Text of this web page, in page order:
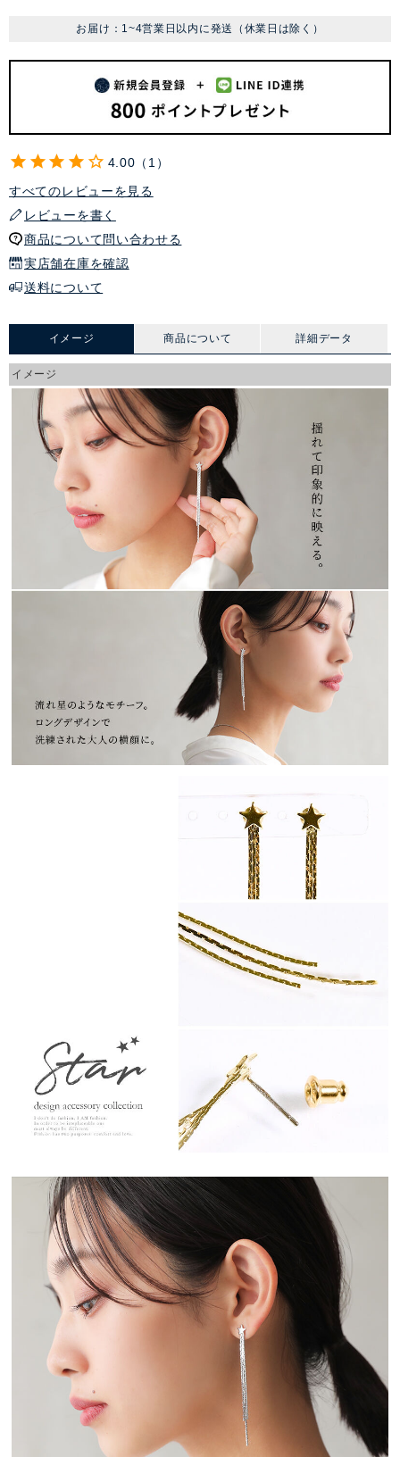
お届け：1~4営業日以内に発送（休業日は除く）
4.00
1
すべてのレビューを見る
レビューを書く
商品について問い合わせる
実店舗在庫を確認
送料について
イメージ 商品について 詳細データ
イメージ